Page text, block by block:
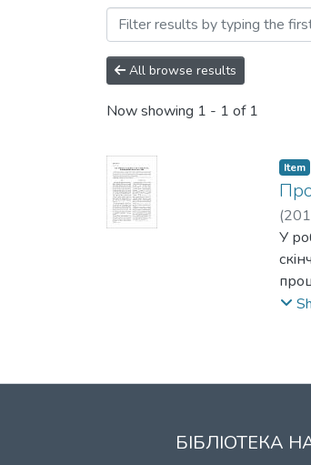
Browsing 201:
All browse results
Now showing 1 - 1 of 1
Item
(
У
що
БІБЛІОТЕКА